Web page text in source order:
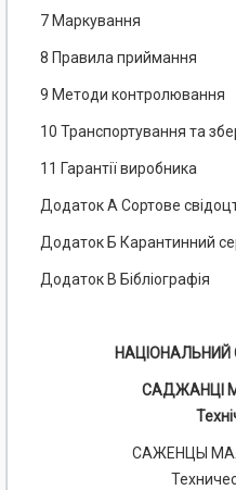
7 Маркування
8 Правила приймання
9 Методи контролювання
10 Транспортування та
11 Гарантії виробника
Додаток А Сортове
Додаток Б Карантинний
Додаток В Бібліографія
НАЦІОНАЛЬНИЙ
САДЖАНЦІ
САЖЕНЦЫ